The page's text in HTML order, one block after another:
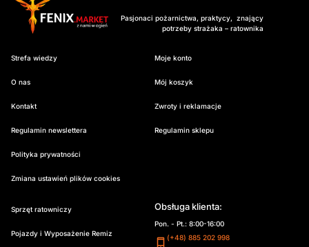
Pasjonaci pożarnictwa, praktycy, znający
potrzeby strażaka – ratownika
Strefa wiedzy
O nas
Kontakt
Regulamin newslettera
Polityka prywatności
Zmiana ustawień plików cookies
Moje konto
Mój koszyk
Zwroty i reklamacje
Regulamin sklepu
Sprzęt ratowniczy
Pojazdy i Wyposażenie Remiz
Obsługa klienta:
Pon. - Pt.: 8:00-16:00
(+48) 885 202 998